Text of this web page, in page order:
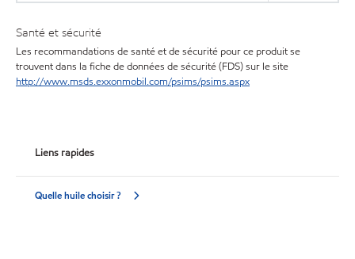
Santé et sécurité
Les recommandations de santé et de sécurité pour ce produit se
trouvent dans la fiche de données de sécurité (FDS) sur le site
http://www.msds.exxonmobil.com/psims/psims.aspx
Liens rapides
Quelle huile choisir ?